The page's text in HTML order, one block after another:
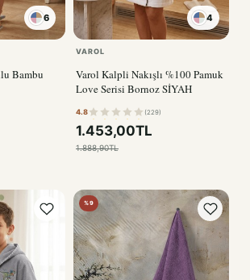
6
Bambu
4
KIRMIZI
VAROL
Varol Kalpli Nakışlı %100 Pamuk
Love Serisi Bornoz SİYAH
4.8 (229)
1.453,00TL
1.888,90TL
%9